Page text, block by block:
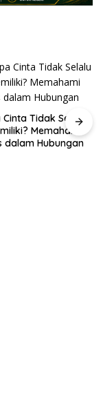
Tidak Selalu
Memahami
dalam Hubungan